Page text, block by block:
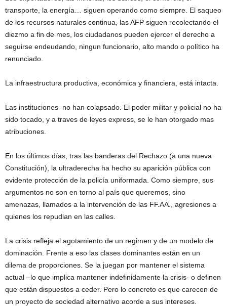
transporte, la energía… siguen operando como siempre. El saqueo
de los recursos naturales continua, las AFP siguen recolectando el
diezmo a fin de mes, los ciudadanos pueden ejercer el derecho a
seguirse endeudando, ningun funcionario, alto mando o político ha
renunciado.
La infraestructura productiva, económica y financiera, está intacta.
Las instituciones no han colapsado. El poder militar y policial no ha
sido tocado, y a traves de leyes express, se le han otorgado mas
atribuciones.
En los últimos días, tras las banderas del Rechazo (a una nueva
Constitución), la ultraderecha ha hecho su aparición pública con
evidente protección de la policía uniformada. Como siempre, sus
argumentos no son en torno al país que queremos, sino
amenazas, llamados a la intervención de las FF.AA., agresiones a
quienes los repudian en las calles.
La crisis refleja el agotamiento de un regimen y de un modelo de
dominación. Frente a eso las clases dominantes están en un
dilema de proporciones. Se la juegan por mantener el sistema
actual –lo que implica mantener indefinidamente la crisis- o definen
que están dispuestos a ceder. Pero lo concreto es que carecen de
un proyecto de sociedad alternativo acorde a sus intereses.